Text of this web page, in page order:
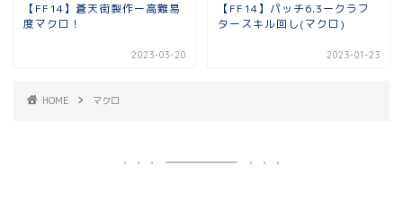
【FF14】蒼天街製作ー高難易
度マクロ！
2023-03-20
【FF14】パッチ6.3ークラフ
タースキル回し(マクロ)
2023-01-23
HOME マクロ